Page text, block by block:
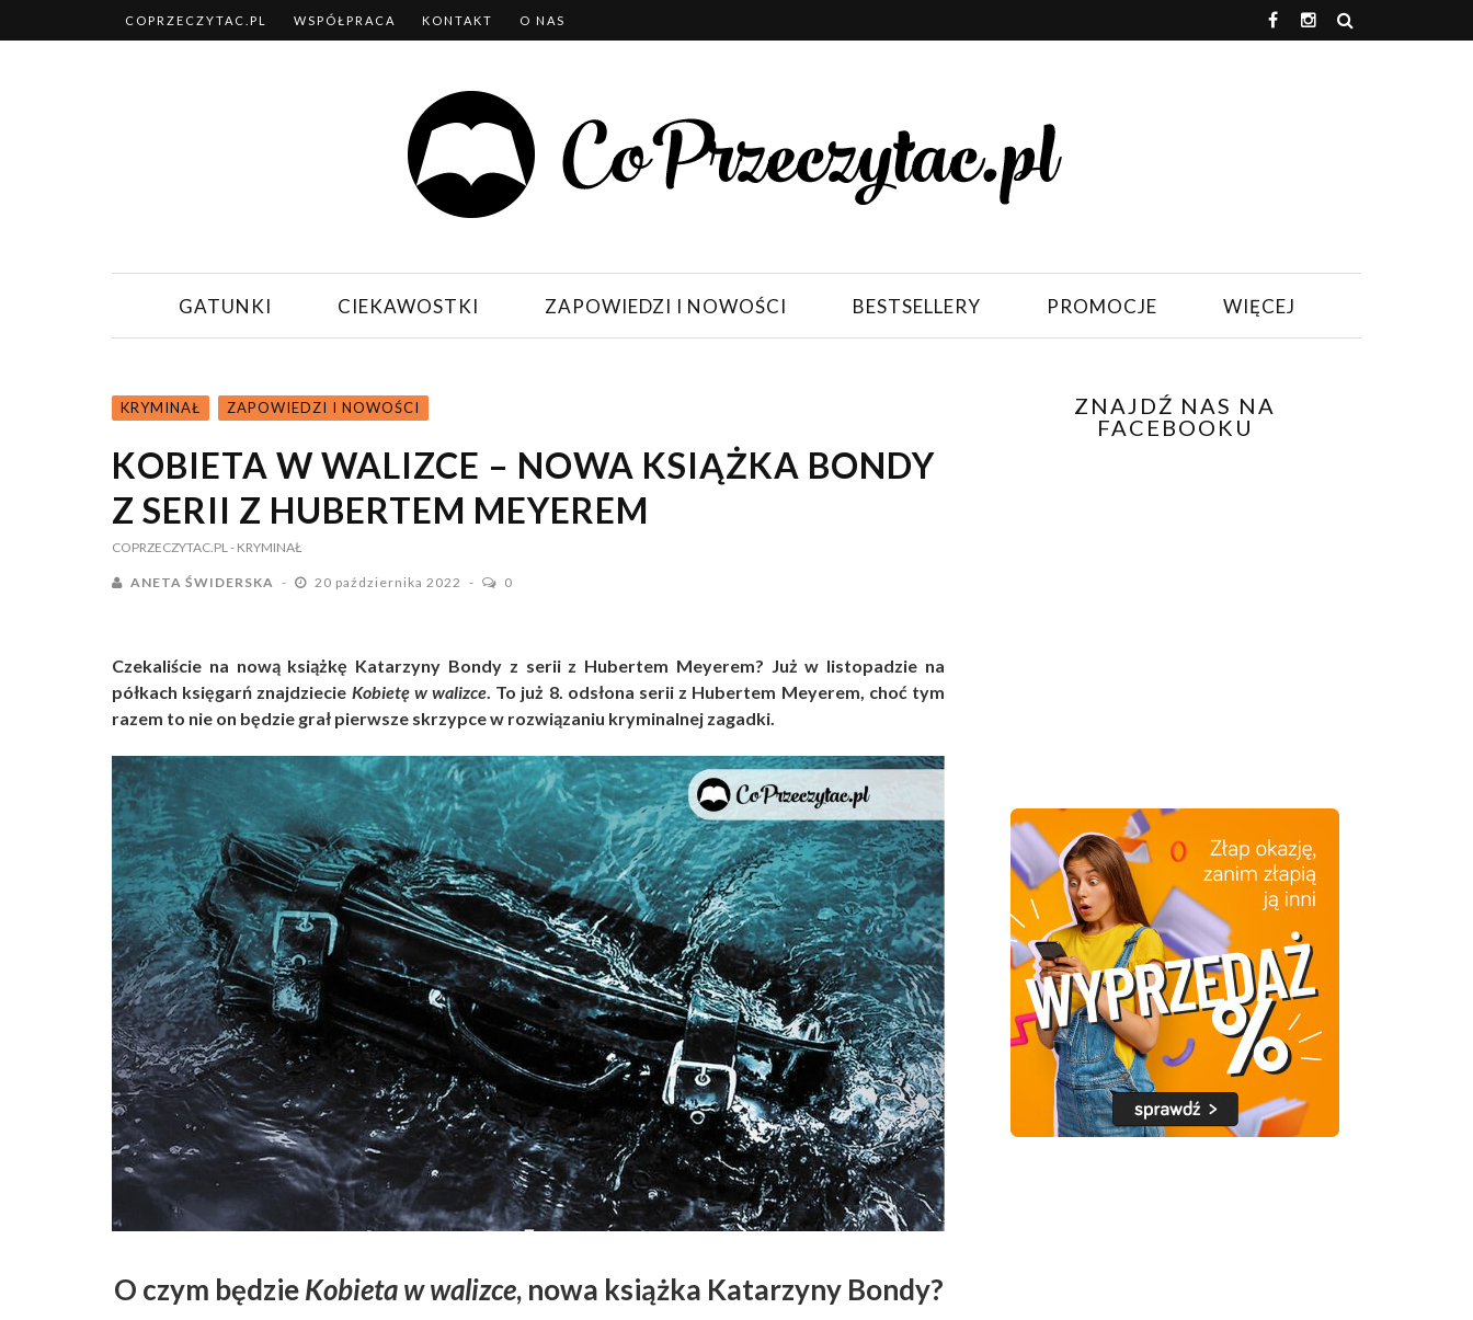
COPRZECZYTAC.PL WSPÓŁPRACA KONTAKT O NAS
GATUNKI CIEKAWOSTKI ZAPOWIEDZI I NOWOŚCI BESTSELLERY PROMOCJE WIĘCEJ
KRYMINAŁ ZAPOWIEDZI I NOWOŚCI
KOBIETA W WALIZCE – NOWA KSIĄŻKA BONDY
Z SERII Z HUBERTEM MEYEREM
COPRZECZYTAC.PL- KRYMINAŁ
ANETA ŚWIDERSKA 20 października 2022 0
Czekaliście na nową książkę Katarzyny Bondy z serii z Hubertem Meyerem? Już w listopadzie na
półkach księgarń znajdziecie Kobietę w walizce. To już 8. odsłona serii z Hubertem Meyerem, choć tym
razem to nie on będzie grał pierwsze skrzypce w rozwiązaniu kryminalnej zagadki.
O czym będzieKobieta w walizce, nowa książka Katarzyny Bondy?
ZNAJDŹ NAS NA
FACEBOOKU